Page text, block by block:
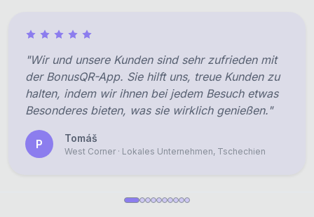
"Wir und unsere Kunden sind sehr zufrieden mit
der BonusQR-App. Sie hilft uns, treue Kunden zu
halten, indem wir ihnen bei jedem Besuch etwas
Besonderes bieten, was sie wirklich genießen."
P Tomáš
West Corner · Lokales Unternehmen, Tschechien